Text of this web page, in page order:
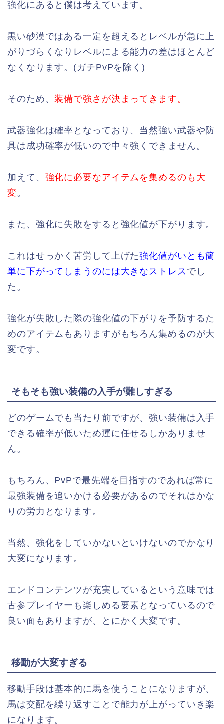
強化にあると僕は考えています。
黒い砂漠ではある一定を超えるとレベルが急に上
がりづらくなりレベルによる能力の差はほとんど
なくなります。(ガチPvPを除く)
そのため、 装備で強さが決まってきます。
武器強化は確率となっており、当然強い武器や防
具は成功確率が低いので中々強くできません。
加えて、 強化に必要なアイテムを集めるのも大
変。
また、強化に失敗をすると強化値が下がります。
これはせっかく苦労して上げた強化値がいとも簡
単に下がってしまうのには大きなストレス でし
た。
強化が失敗した際の強化値の下がりを予防するた
めのアイテムもありますがもちろん集めるのが大
変です。
そもそも強い装備の入手が難しすぎる
どのゲームでも当たり前ですが、強い装備は入手
できる確率が低いため運に任せるしかありませ
ん。
もちろん、PvPで最先端を目指すのであれば常に
最強装備を追いかける必要があるのでそれはかな
りの労力となります。
当然、強化をしていかないといけないのでかなり
大変になります。
エンドコンテンツが充実しているという意味では
古参プレイヤーも楽しめる要素となっているので
良い面もありますが、とにかく大変です。
移動が大変すぎる
移動手段は基本的に馬を使うことになりますが、
馬は交配を繰り返すことで能力が上がっていき楽
になります。